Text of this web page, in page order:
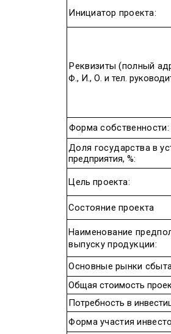
Инициатор проекта:
Реквизиты (полный
Ф., И., О. и тел.
Форма собственности:
Доля государства в
предприятия, %:
Цель проекта:
Состояние проекта
Наименование
выпуску продукции:
Основные рынки
Общая стоимость
Потребность в
Форма участия